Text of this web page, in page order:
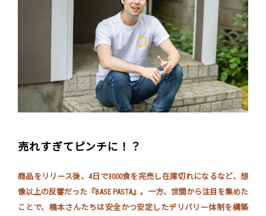
売れすぎてピンチに！？
商品をリリース後、4日で3000食を完売し在庫切れになるなど、想
像以上の反響だった『BASE PASTA』。一方、世間から注目を集めた
ことで、橋本さんたちは安全かつ安定したデリバリー体制を構築